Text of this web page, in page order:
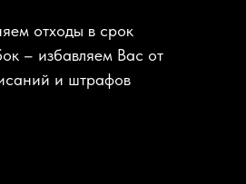
отходы в срок
– избавляем Вас от
и штрафов